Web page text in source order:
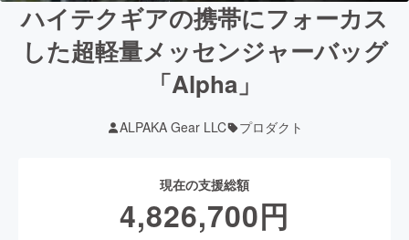
ハイテクギアの携帯にフォーカス
した超軽量メッセンジャーバッグ
「Alpha」
ALPAKA Gear LLC プロダクト
現在の支援総額
4,826,700円